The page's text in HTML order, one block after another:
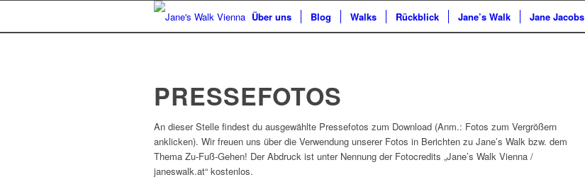
Über uns Blog Walks Rückblick Jane’s Walk Jane Jacobs
PRESSEFOTOS
An dieser Stelle findest du ausgewählte Pressefotos zum Download (Anm.: Fotos zum Vergrößern
anklicken). Wir freuen uns über die Verwendung unserer Fotos in Berichten zu Jane’s Walk bzw. dem
Thema Zu-Fuß-Gehen! Der Abdruck ist unter Nennung der Fotocredits „Jane’s Walk Vienna /
janeswalk.at“ kostenlos.